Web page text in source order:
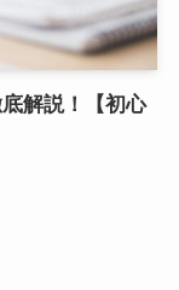
解説！【初心